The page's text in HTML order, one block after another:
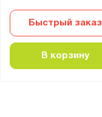
Быстрый заказ
В корзину